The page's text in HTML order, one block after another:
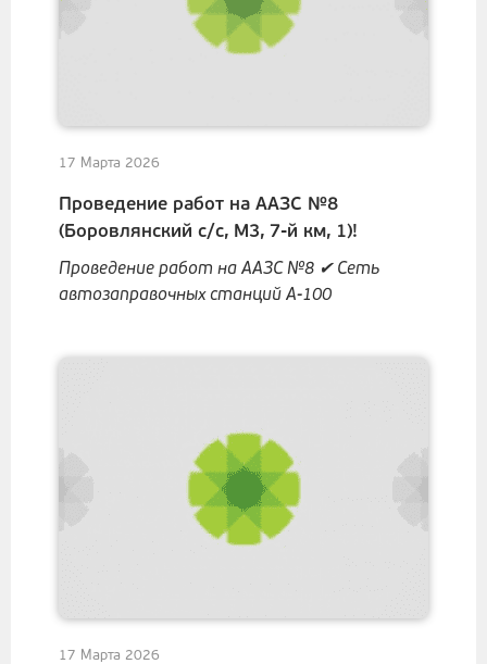
17 Марта 2026
Проведение работ на ААЗС №8
(Боровлянский с/с, M3, 7-й км, 1)!
Проведение работ на ААЗС №8 ✔ Сеть
автозаправочных станций А-100
17 Марта 2026